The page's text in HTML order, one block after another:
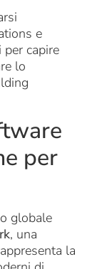
e
capire
lo
per
globale
, una
la